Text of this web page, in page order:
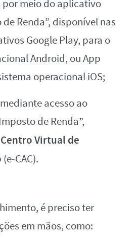
meio do aplicativo
Renda”, disponível nas
Google Play, para o
Android, ou App
operacional iOS;
acesso ao
de Renda”,
Centro Virtual de
(e-CAC).
é preciso ter
em mãos, como: